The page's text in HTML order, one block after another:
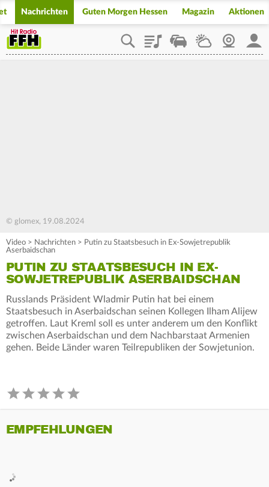
Nachrichten Guten Morgen Hessen Magazin Aktionen
PlaylistStaupilotWetterWebcam
© glomex, 19.08.2024
Video > Nachrichten > Putin zu Staatsbesuch in Ex-Sowjetrepublik
Aserbaidschan
PUTIN ZU STAATSBESUCH IN EX-
SOWJETREPUBLIK ASERBAIDSCHAN
Russlands Präsident Wladmir Putin hat bei einem
Staatsbesuch in Aserbaidschan seinen Kollegen Ilham Alijew
getroffen. Laut Kreml soll es unter anderem um den Konflikt
zwischen Aserbaidschan und dem Nachbarstaat Armenien
gehen. Beide Länder waren Teilrepubliken der Sowjetunion.
EMPFEHLUNGEN